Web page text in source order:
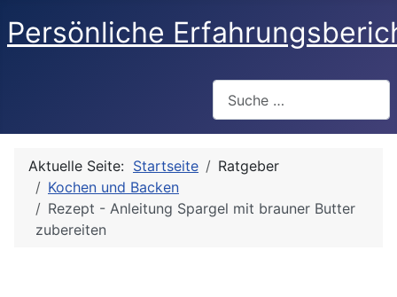
Persönliche
Aktuelle Seite: Startseite
Ratgeber
Kochen und Backen
Rezept - Anleitung Spargel mit brauner Butter
zubereiten